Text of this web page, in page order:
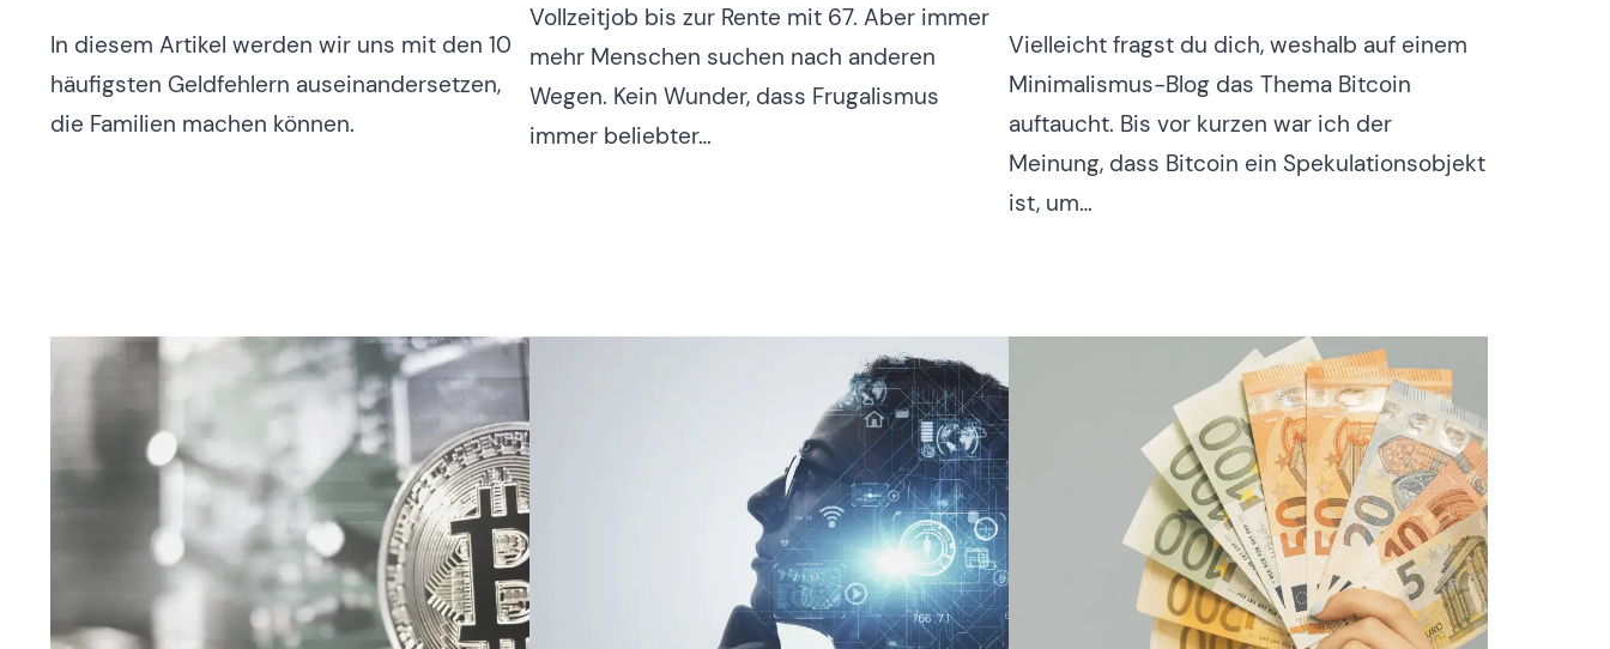
In diesem Artikel werden wir uns mit den 10
häufigsten Geldfehlern auseinandersetzen,
die Familien machen können.
Vollzeitjob bis zur Rente mit 67. Aber immer
mehr Menschen suchen nach anderen
Wegen. Kein Wunder, dass Frugalismus
immer beliebter…
Vielleicht fragst du dich, weshalb auf einem
Minimalismus-Blog das Thema Bitcoin
auftaucht. Bis vor kurzen war ich der
Meinung, dass Bitcoin ein Spekulationsobjekt
ist, um…